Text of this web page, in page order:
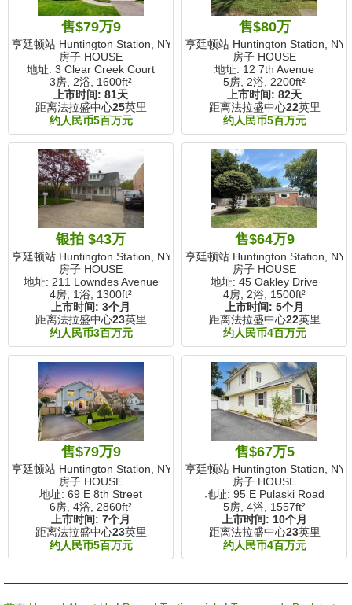
售$79万9
亨廷顿站 Huntington Station, NY
房子 HOUSE
地址: 3 Clear Creek Court
3房, 2浴, 1600ft²
上市时间: 81天
距离法拉盛中心25英里
约人民币5百万元
售$80万
亨廷顿站 Huntington Station, NY
房子 HOUSE
地址: 12 7th Avenue
5房, 2浴, 2200ft²
上市时间: 82天
距离法拉盛中心22英里
约人民币5百万元
银拍 $43万
亨廷顿站 Huntington Station, NY
房子 HOUSE
地址: 211 Lowndes Avenue
4房, 1浴, 1300ft²
上市时间: 3个月
距离法拉盛中心23英里
约人民币3百万元
售$64万9
亨廷顿站 Huntington Station, NY
房子 HOUSE
地址: 45 Oakley Drive
4房, 2浴, 1500ft²
上市时间: 5个月
距离法拉盛中心22英里
约人民币4百万元
售$79万9
亨廷顿站 Huntington Station, NY
房子 HOUSE
地址: 69 E 8th Street
6房, 4浴, 2860ft²
上市时间: 7个月
距离法拉盛中心23英里
约人民币5百万元
售$67万5
亨廷顿站 Huntington Station, NY
房子 HOUSE
地址: 95 E Pulaski Road
5房, 4浴, 1557ft²
上市时间: 10个月
距离法拉盛中心23英里
约人民币4百万元